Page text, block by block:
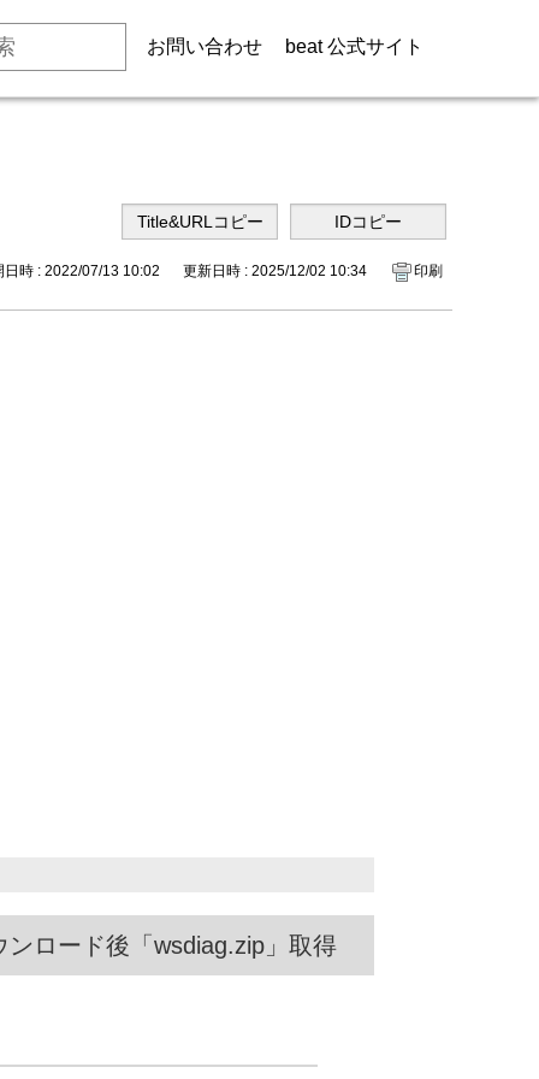
お問い合わせ beat 公式サイト
日時 : 2022/07/13 10:02 更新日時 : 2025/12/02 10:34 印刷
ロード後「wsdiag.zip」取得